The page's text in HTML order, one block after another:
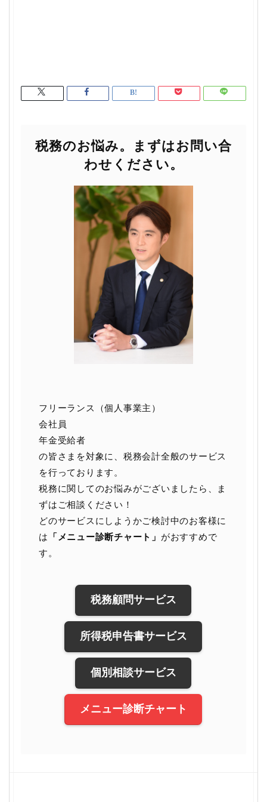
税務のお悩み。まずはお問い合
わせください。
フリーランス（個人事業主）
会社員
年金受給者
の皆さまを対象に、税務会計全般のサービス
を行っております。
税務に関してのお悩みがございましたら、ま
ずはご相談ください！
どのサービスにしようかご検討中のお客様に
は
「メニュー診断チャート」 がおすすめで
す。
税務顧問サービス
所得税申告書サービス
個別相談サービス
メニュー診断チャート